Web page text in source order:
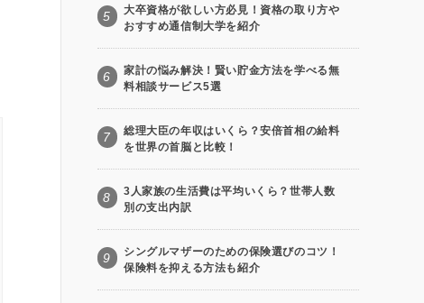
5
大卒資格が欲しい方必見！資格の取り方や
おすすめ通信制大学を紹介
6
家計の悩み解決！賢い貯金方法を学べる無
料相談サービス5選
7
総理大臣の年収はいくら？安倍首相の給料
を世界の首脳と比較！
8
3人家族の生活費は平均いくら？世帯人数
別の支出内訳
9
シングルマザーのための保険選びのコツ！
保険料を抑える方法も紹介